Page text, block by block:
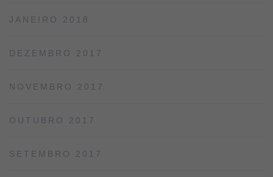
JANEIRO 2018
DEZEMBRO 2017
NOVEMBRO 2017
OUTUBRO 2017
SETEMBRO 2017